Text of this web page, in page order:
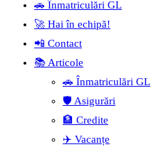
🚗 Înmatriculări GL
🚀 Hai în echipă!
📲 Contact
📚 Articole
🚗 Înmatriculări GL
🛡️ Asigurări
🏦 Credite
✈️ Vacanțe